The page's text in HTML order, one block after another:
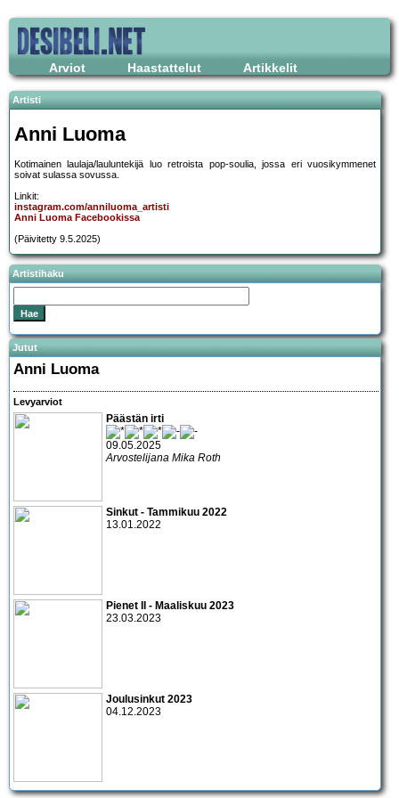
Arviot Haastattelut Artikkelit
Artisti
Anni Luoma
Kotimainen laulaja/lauluntekijä luo retroista pop-soulia, jossa eri vuosikymmenet
soivat sulassa sovussa.
Linkit:
instagram.com/anniluoma_artisti
Anni Luoma Facebookissa
(Päivitetty 9.5.2025)
Artistihaku
Jutut
Anni Luoma
Levyarviot
Päästän irti
09.05.2025
Arvostelijana Mika Roth
Sinkut - Tammikuu 2022
13.01.2022
Pienet II - Maaliskuu 2023
23.03.2023
Joulusinkut 2023
04.12.2023